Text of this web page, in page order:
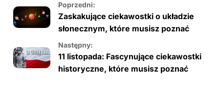
Poprzedni:
Zaskakujące ciekawostki o układzie
słonecznym, które musisz poznać
Następny:
11 listopada: Fascynujące ciekawostki
historyczne, które musisz poznać